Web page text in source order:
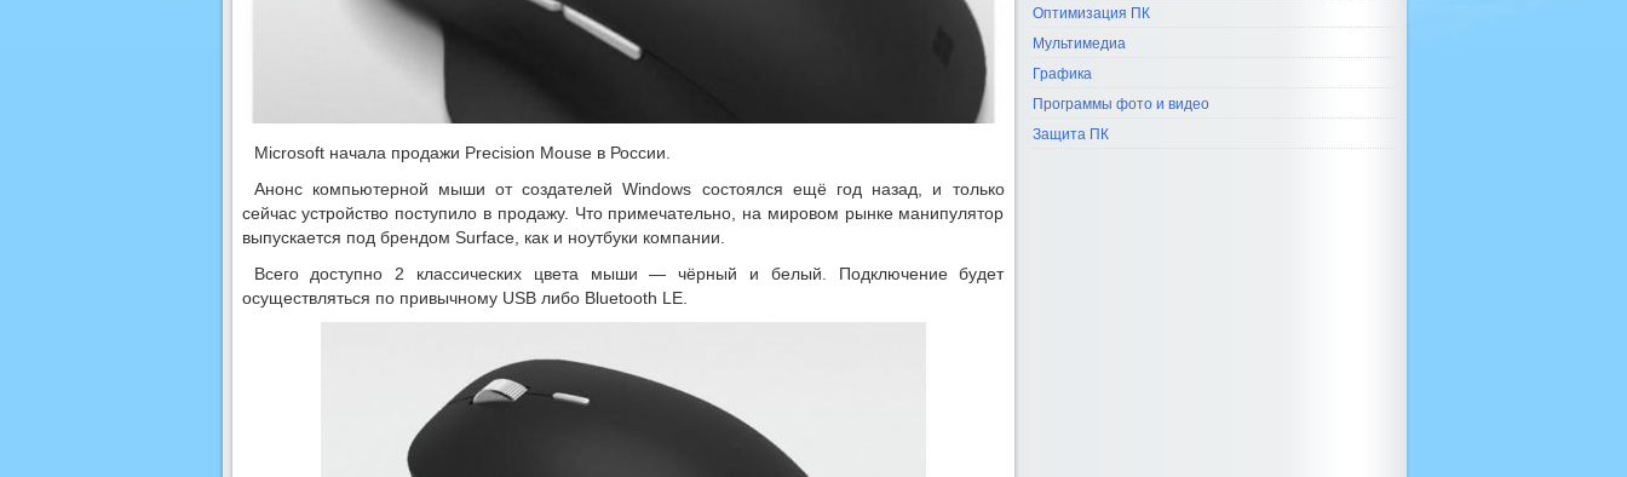
Microsoft начала продажи Precision Mouse в России.
Анонс компьютерной мыши от создателей Windows состоялся ещё год назад, и только
сейчас устройство поступило в продажу. Что примечательно, на мировом рынке манипулятор
выпускается под брендом Surface, как и ноутбуки компании.
Всего доступно 2 классических цвета мыши — чёрный и белый. Подключение будет
осуществляться по привычному USB либо Bluetooth LE.
Оптимизация ПК
Мультимедиа
Графика
Программы фото и видео
Защита ПК